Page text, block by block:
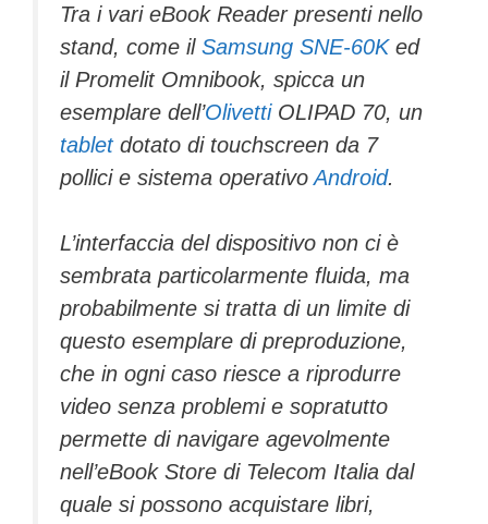
Tra i vari eBook Reader presenti nello
stand, come il Samsung SNE-60Ked
il Promelit Omnibook, spicca un
esemplare dell’OlivettiOLIPAD 70, un
tabletdotato di touchscreen da 7
pollici e sistema operativoAndroid.
L’interfaccia del dispositivo non ci è
sembrata particolarmente fluida, ma
probabilmente si tratta di un limite di
questo esemplare di preproduzione,
che in ogni caso riesce a riprodurre
video senza problemi e sopratutto
permette di navigare agevolmente
nell’eBook Store di Telecom Italia dal
quale si possono acquistare libri,